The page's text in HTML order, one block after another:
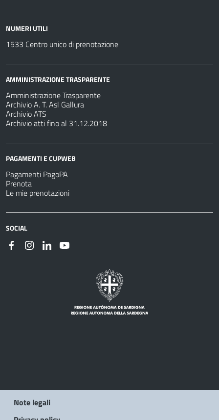
NUMERI UTILI
1533 Centro unico di prenotazione
AMMINISTRAZIONE TRASPARENTE
Amministrazione Trasparente
Archivio A. T. Asl Gallura
Archivio ATS
Archivio atti fino al 31.12.2018
PAGAMENTI E CUPWEB
Pagamenti PagoPA
Prenota
Le mie prenotazioni
SOCIAL
Note legali